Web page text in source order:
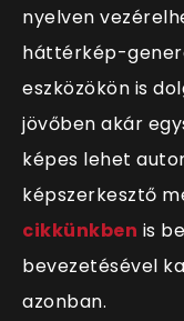
nyelven
háttérkép-
eszközökön is
jövőben akár
képes lehet
képszerkesztő
cikkünkben is
bevezetésével
azonban.